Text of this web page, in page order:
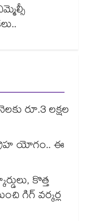
రూ.3 లక్షల
యోగం.. ఈ
కొత్త
గిగ్ వర్కర్ల